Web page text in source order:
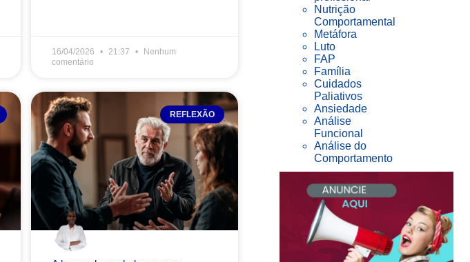
16/04/2026 21:37
Nenhum
comentário
REFLEXÃO
Nutrição
Comportamental
Metáfora
Luto
FAP
Família
Cuidados
Paliativos
Ansiedade
Análise
Funcional
Análise do
Comportamento